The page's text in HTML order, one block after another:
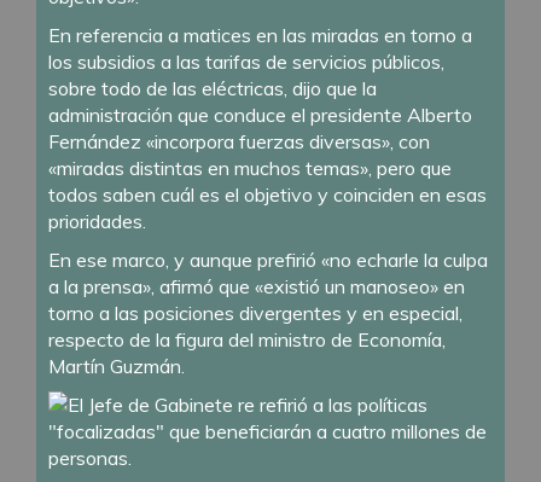
En referencia a matices en las miradas en torno a
los subsidios a las tarifas de servicios públicos,
sobre todo de las eléctricas, dijo que la
administración que conduce el presidente Alberto
Fernández «incorpora fuerzas diversas», con
«miradas distintas en muchos temas», pero que
todos saben cuál es el objetivo y coinciden en esas
prioridades.
En ese marco, y aunque prefirió «no echarle la culpa
a la prensa», afirmó que «existió un manoseo» en
torno a las posiciones divergentes y en especial,
respecto de la figura del ministro de Economía,
Martín Guzmán.